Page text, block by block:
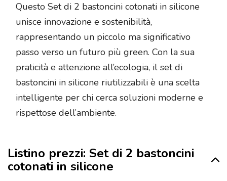
Questo Set di 2 bastoncini cotonati in silicone
unisce innovazione e sostenibilità,
rappresentando un piccolo ma significativo
passo verso un futuro più green. Con la sua
praticità e attenzione all’ecologia, il set di
bastoncini in silicone riutilizzabili è una scelta
intelligente per chi cerca soluzioni moderne e
rispettose dell’ambiente.
Listino prezzi: Set di 2 bastoncini
cotonati in silicone